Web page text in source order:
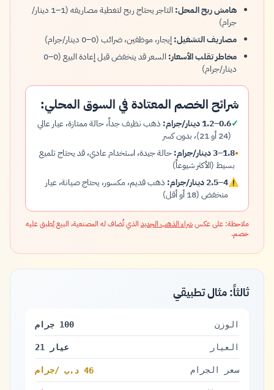
هامش ربح المحل:
التاجر يحتاج ربح لتغطية مصاريفه (1–1 دينار/
جرام)
مصاريف التشغيل: إيجار، موظفين، ضرائب (0–0 دينار/جرام)
مخاطر تقلب الأسعار:
السعر قد ينخفض قبل إعادة البيع (0–0
دينار/جرام)
شرائح الخصم المعتادة في السوق المحلي:
✓0.6–1.2 دينار/جرام:
ذهب نظيف جداً، حالة ممتازة، عيار عالي
(24 أو 21)، بدون كسر
•1.8–3 دينار/جرام:
حالة جيدة، استخدام عادي، قد يحتاج تلميع
بسيط (الأكثر شيوعاً)
⚠4–2.5 دينار/جرام:
ذهب قديم، مكسور، يحتاج صيانة، عيار
منخفض (18 أو أقل)
ملاحظة: على عكسشراء الذهب الجديد الذي تُضاف له المصنعية، البيع يُطبق عليه
خصم.
ثالثاً: مثال تطبيقي
الوزن 100 جرام
العيار عيار 21
سعر الجرام
46 دينار
46 د.ب /جرام